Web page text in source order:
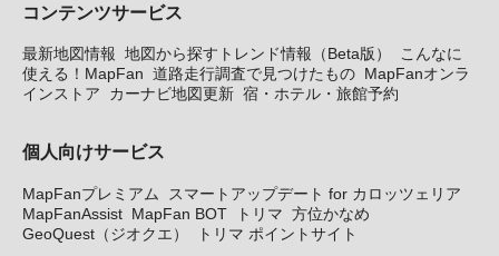
コンテンツサービス
最新地図情報 地図から探すトレンド情報（Beta版）
こんなに
使える！MapFan 道路走行調査で見つけたもの MapFanオンラ
インストア
カーナビ地図更新 宿・ホテル・旅館予約
個人向けサービス
MapFanプレミアム
スマートアップデート for カロッツェリア
MapFanAssist MapFan BOT トリマ 方位かなめ
GeoQuest（ジオクエ）
トリマ ポイントサイト